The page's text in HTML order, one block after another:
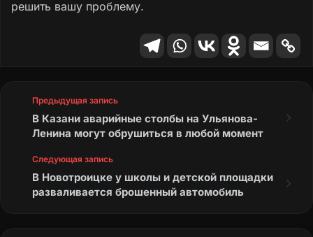
решить вашу проблему.
Предыдущая запись
В Казани аварийные столбы на Ульянова-
Ленина могут обрушиться в любой момент
Следующая запись
В Новотроицке у школы и детской площадки
разваливается брошенный автомобиль